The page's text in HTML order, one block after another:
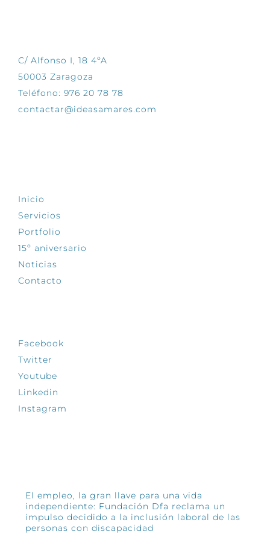
C/ Alfonso I, 18 4ºA
50003 Zaragoza
Teléfono: 976 20 78 78
contactar@ideasamares.com
Inicio
Servicios
Portfolio
15º aniversario
Noticias
Contacto
Facebook
Twitter
Youtube
Linkedin
Instagram
El empleo, la gran llave para una vida
independiente: Fundación Dfa reclama un
impulso decidido a la inclusión laboral de las
personas con discapacidad